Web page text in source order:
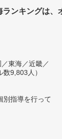
ンキングは
東海／近畿／
9,803人）
別指導を行って